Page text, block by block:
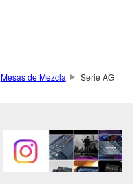
Mesas de Mezcla Serie AG